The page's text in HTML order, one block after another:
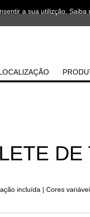
DE
incluída | Cores
a sua utilizção. Saiba